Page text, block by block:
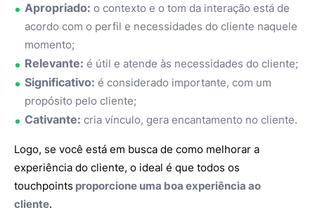
Apropriado: o contexto e o tom da interação está de
acordo com o perfil e necessidades do cliente naquele
momento;
Relevante: é útil e atende às necessidades do cliente;
Significativo: é considerado importante, com um
propósito pelo cliente;
Cativante: cria vínculo, gera encantamento no cliente.
Logo, se você está em busca de como melhorar a
experiência do cliente, o ideal é que todos os
touchpoints proporcione uma boa experiência ao
cliente.